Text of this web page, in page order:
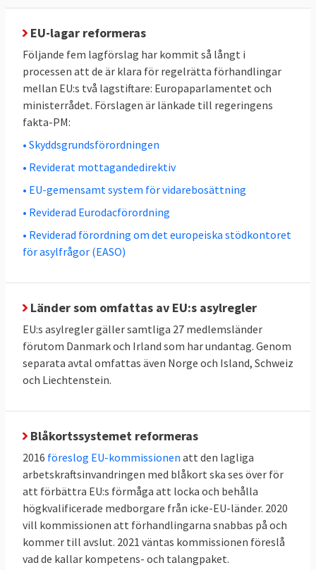
Processen får inte ta längre än fem dagar
med möjlighet till förlängning med samma
tid i särskilda fall.
Tolv veckors asylprövning
Om den asylansökande uppfyller ett av tre
villkor ska den genomgå
gränsförfarande för asylprövning
asylbehovet utredas under högst tolv
veckor. De asylansökande ska hållas i eller i
Tre villkor för gränsförfarande:
Den sökande utgör en risk för allmän
ordning och nationell säkerhet
Den sökande har lämnat falsk
information eller dokument
Den sökande kommer från ett land där
Ensamkommande barn och familjer med
barn under tolv år undantas från
gränsförfarandena. Även om det finns
medicinska eller behov av särskilt stöd ska
undantag göras från dessa förfaranden.
Deras ansökningar behandlas i ett så kallat
normalförfarande.
EU-lagar reformeras
Följande fem lagförslag har kommit så långt i
processen att de är klara för regelrätta förhandlingar
mellan EU:s två lagstiftare: Europaparlamentet och
ministerrådet. Förslagen är länkade till regeringens
fakta-PM:
• Skyddsgrundsförordningen
• Reviderat mottagandedirektiv
• EU-gemensamt system för vidarebosättning
• Reviderad Eurodacförordning
• Reviderad förordning om det europeiska stödkontoret
för asylfrågor (EASO)
Länder som omfattas av EU:s asylregler
EU:s asylregler gäller samtliga 27 medlemsländer
förutom Danmark och Irland som har undantag. Genom
separata avtal omfattas även Norge och Island, Schweiz
och Liechtenstein.
Blåkortssystemet reformeras
2016 föreslog EU-kommissionen att den lagliga
arbetskraftsinvandringen med blåkort ska ses över för
att förbättra EU:s förmåga att locka och behålla
högkvalificerade medborgare från icke-EU-länder. 2020
vill kommissionen att förhandlingarna snabbas på och
kommer till avslut. 2021 väntas kommissionen föreslå
vad de kallar kompetens- och talangpaket.